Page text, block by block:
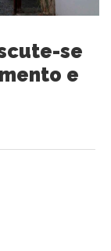
se
e